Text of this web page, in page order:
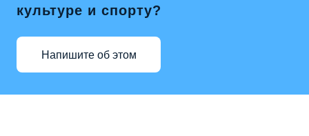
культуре и спорту?
Напишите об этом